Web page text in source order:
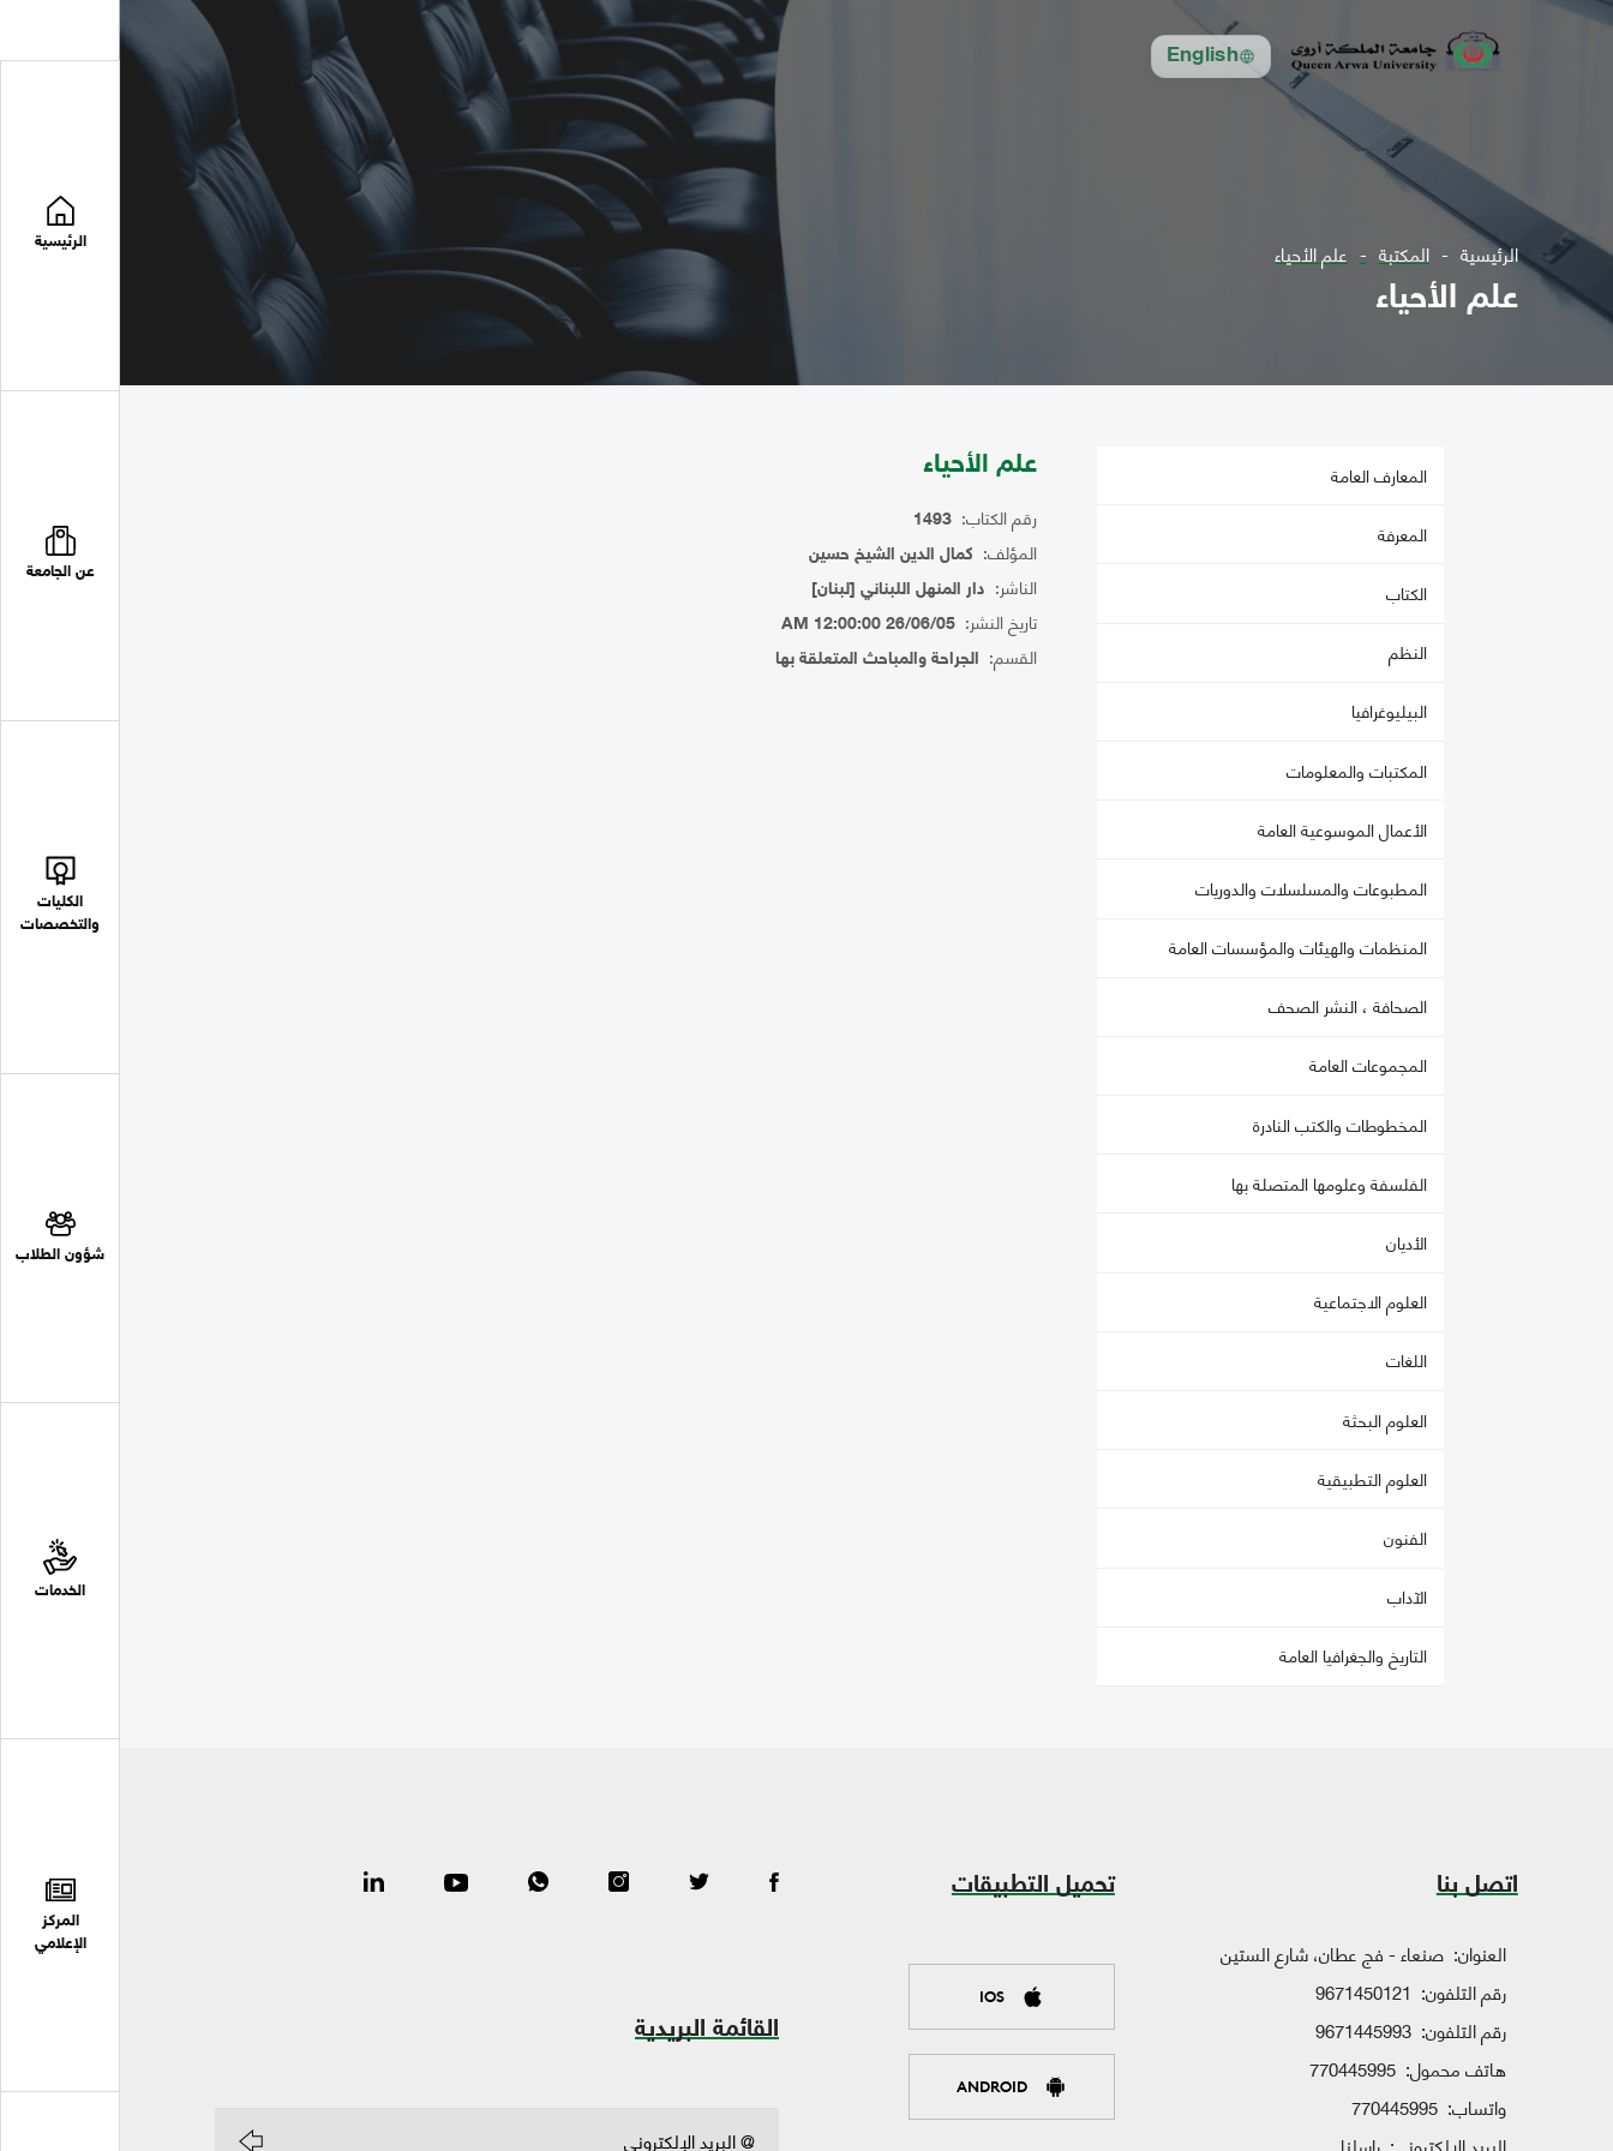
English
الرئيسية
عن الجامعة
الكليات
والتخصصات
شؤون الطلاب
الخدمات
المركز
الإعلامي
الرئيسية المكتبة علم الأحياء
علم الأحياء
المعارف العامة
المعرفة
الكتاب
النظم
البيليوغرافيا
المكتبات والمعلومات
الأعمال الموسوعية العامة
المطبوعات والمسلسلات والدوريات
المنظمات والهيئات والمؤسسات العامة
الصحافة ، النشر الصحف
المجموعات العامة
المخطوطات والكتب النادرة
الفلسفة وعلومها المتصلة بها
الأديان
العلوم الاجتماعية
اللغات
العلوم البحثة
العلوم التطبيقية
الفنون
الآداب
التاريخ والجغرافيا العامة
علم الأحياء
رقم الكتاب: 1493
المؤلف: كمال الدين الشيخ حسين
الناشر: دار المنهل اللبناني [لبنان]
تاريخ النشر: 26/06/05 12:00:00 AM
القسم: الجراحة والمباحث المتعلقة بها
اتصل بنا
العنوان: صنعاء - فج عطان، شارع الستين
رقم التلفون: 9671450121
رقم التلفون: 9671445993
هاتف محمول: 770445995
واتساب: 770445995
تحميل التطبيقات
IOS
ANDROID
القائمة البريدية